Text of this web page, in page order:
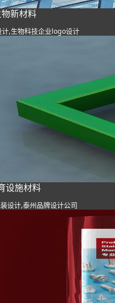
新材料
,生物科技企业logo设计
设施材料
设计,泰州品牌设计公司